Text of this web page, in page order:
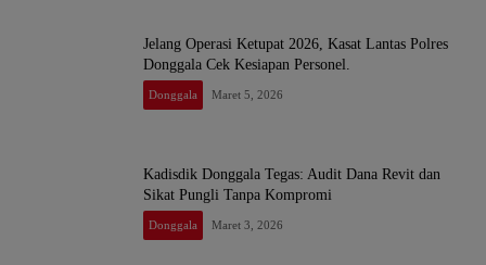
Jelang Operasi Ketupat 2026, Kasat Lantas Polres
Donggala Cek Kesiapan Personel. ​
Donggala Maret 5, 2026
Kadisdik Donggala Tegas: Audit Dana Revit dan
Sikat Pungli Tanpa Kompromi
Donggala Maret 3, 2026